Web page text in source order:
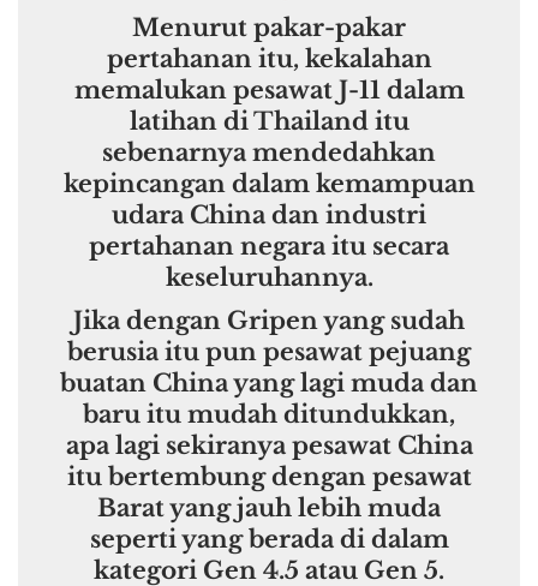
Menurut pakar-pakar
pertahanan itu, kekalahan
memalukan pesawat J-11 dalam
latihan di Thailand itu
sebenarnya mendedahkan
kepincangan dalam kemampuan
udara China dan industri
pertahanan negara itu secara
keseluruhannya.
Jika dengan Gripen yang sudah
berusia itu pun pesawat pejuang
buatan China yang lagi muda dan
baru itu mudah ditundukkan,
apa lagi sekiranya pesawat China
itu bertembung dengan pesawat
Barat yang jauh lebih muda
seperti yang berada di dalam
kategori Gen 4.5 atau Gen 5.